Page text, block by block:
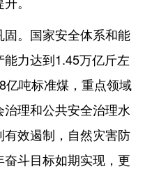
。
国家安全体系和能
力达到1.45万亿斤左
亿吨标准煤，重点领域
治理和公共安全治理水
有效遏制，自然灾害防
斗目标如期实现，更